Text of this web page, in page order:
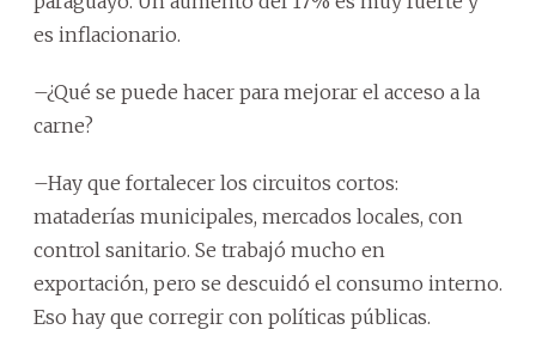
es inflacionario.
–¿Qué se puede hacer para mejorar el acceso a la
carne?
–Hay que fortalecer los circuitos cortos:
mataderías municipales, mercados locales, con
control sanitario. Se trabajó mucho en
exportación, pero se descuidó el consumo interno.
Eso hay que corregir con políticas públicas.